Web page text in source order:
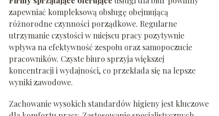
zapewniać kompleksową obsługę obejmującą
różnorodne czynności porządkowe. Regularne
utrzymanie czystości w miejscu pracy pozytywnie
wpływa na efektywność zespołu oraz samopoczucie
pracowników. Czyste biuro sprzyja większej
koncentracji i wydajności, co przekłada się na lepsze
wyniki zawodowe.
Zachowanie wysokich standardów higieny jest kluczowe